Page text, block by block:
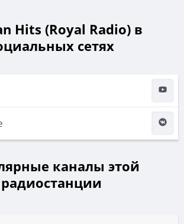
Hits (Royal Radio) в
сетях
каналы этой
радиостанции